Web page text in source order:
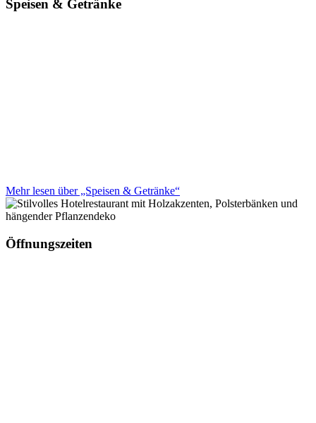
Speisen & Getränke
Mehr lesen über „Speisen & Getränke“
Öffnungszeiten